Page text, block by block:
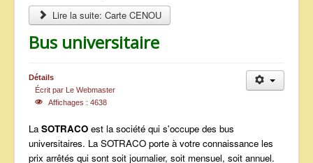
Lire la suite: Carte CENOU
Bus universitaire
Détails
Écrit par Le Webmaster
Affichages : 4638
LaSOTRACO est la société qui s'occupe des bus
universitaires. La SOTRACO porte à votre connaissance les
prix arrêtés qui sont soit journalier, soit mensuel, soit annuel.